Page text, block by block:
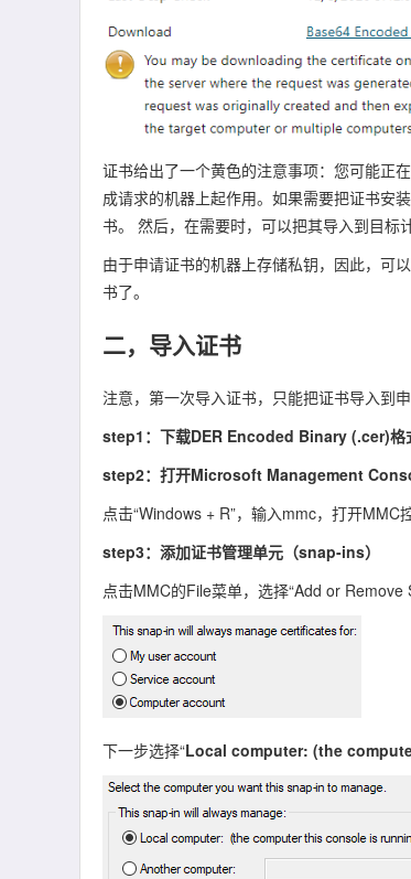
证书给出了一个黄色的注意事项：您可能正
成请求的机器上起作用。如果需要把证书安
书。 然后，在需要时，可以把其导入到目标
由于申请证书的机器上存储私钥，因此，可
书了。
二，导入证书
注意，第一次导入证书，只能把证书导入到申
step1：下载DER Encoded Binary (.cer)格
step2：打开Microsoft Management
点击“Windows + R”，输入mmc，打开MMC
step3：添加证书管理单元（snap-ins）
点击MMC的File菜单，选择“Add or Remove
下一步选择“Local computer: (the